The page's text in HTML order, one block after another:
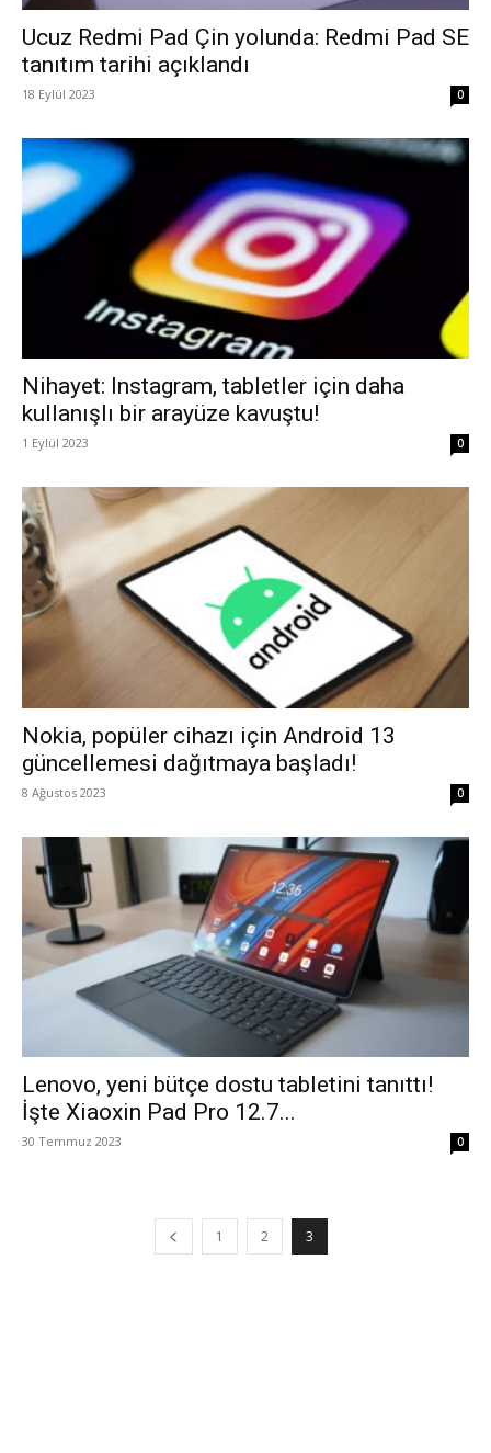
Ucuz Redmi Pad Çin yolunda: Redmi Pad SE
tanıtım tarihi açıklandı
18 Eylül 2023 0
Nihayet: Instagram, tabletler için daha
kullanışlı bir arayüze kavuştu!
1 Eylül 2023 0
Nokia, popüler cihazı için Android 13
güncellemesi dağıtmaya başladı!
8 Ağustos 2023 0
Lenovo, yeni bütçe dostu tabletini tanıttı!
İşte Xiaoxin Pad Pro 12.7...
30 Temmuz 2023 0
1 2 3